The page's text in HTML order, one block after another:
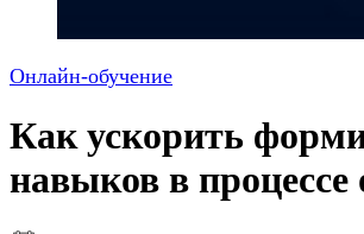
Онлайн-обучение
Как ускорить
навыков в процессе